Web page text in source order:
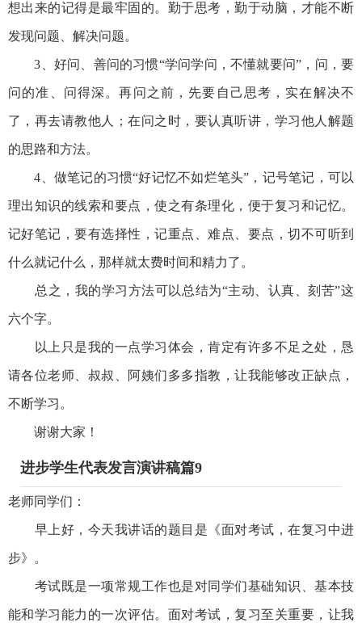
想出来的记得是最牢固的。勤于思考，勤于动脑，才能不断
发现问题、解决问题。
3、好问、善问的习惯“学问学问，不懂就要问”，问，要
问的准、问得深。再问之前，先要自己思考，实在解决不
了，再去请教他人；在问之时，要认真听讲，学习他人解题
的思路和方法。
4、做笔记的习惯“好记忆不如烂笔头”，记号笔记，可以
理出知识的线索和要点，使之有条理化，便于复习和记忆。
记好笔记，要有选择性，记重点、难点、要点，切不可听到
什么就记什么，那样就太费时间和精力了。
总之，我的学习方法可以总结为“主动、认真、刻苦”这
六个字。
以上只是我的一点学习体会，肯定有许多不足之处，恳
请各位老师、叔叔、阿姨们多多指教，让我能够改正缺点，
不断学习。
谢谢大家！
进步学生代表发言演讲稿篇9
老师同学们：
早上好，今天我讲话的题目是《面对考试，在复习中进
步》。
考试既是一项常规工作也是对同学们基础知识、基本技
能和学习能力的一次评估。面对考试，复习至关重要，让我